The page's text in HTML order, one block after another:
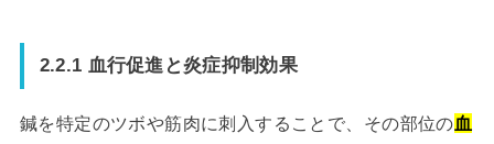
2.2.1 血行促進と炎症抑制効果
鍼を特定のツボや筋肉に刺入することで、その部位の血